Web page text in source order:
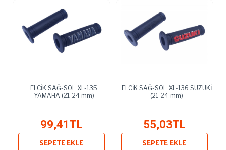
ELCİK SAĞ-SOL XL-135
YAMAHA (21-24 mm)
99,41TL
SEPETE EKLE
ELCİK SAĞ-SOL XL-136 SUZUKİ
(21-24 mm)
55,03TL
SEPETE EKLE